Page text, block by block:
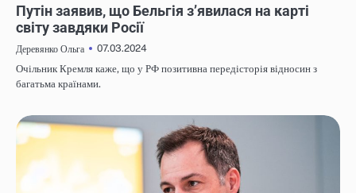
Путін заявив, що Бельгія з’явилася на карті
світу завдяки Росії
Деревянко Ольга
07.03.2024
Очільник Кремля каже, що у РФ позитивна передісторія відносин з
багатьма країнами.